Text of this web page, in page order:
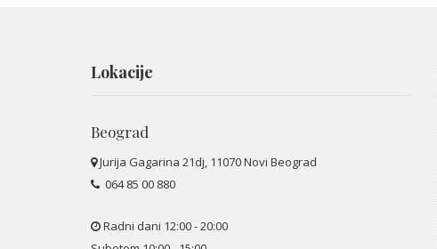
Lokacije
Beograd
Jurija Gagarina 21dj, 11070 Novi Beograd
064 85 00 880
Radni dani 12:00 - 20:00